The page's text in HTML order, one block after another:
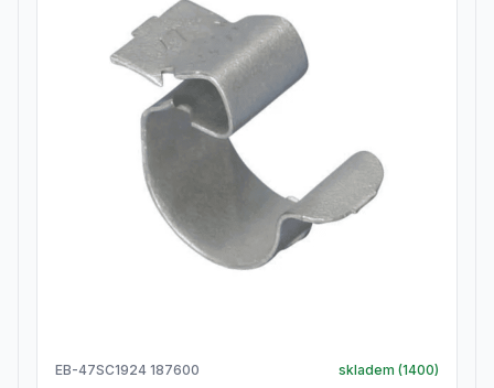
EB-47SC1924 187600 skladem (1400)